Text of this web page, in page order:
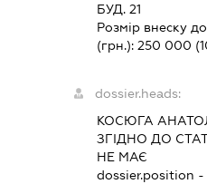
БУД. 21
Розмір внеску
(грн.):250 000
dossier.heads:
КОСЮГА
ЗГІДНО ДО
НЕ МАЄ
dossier.position -